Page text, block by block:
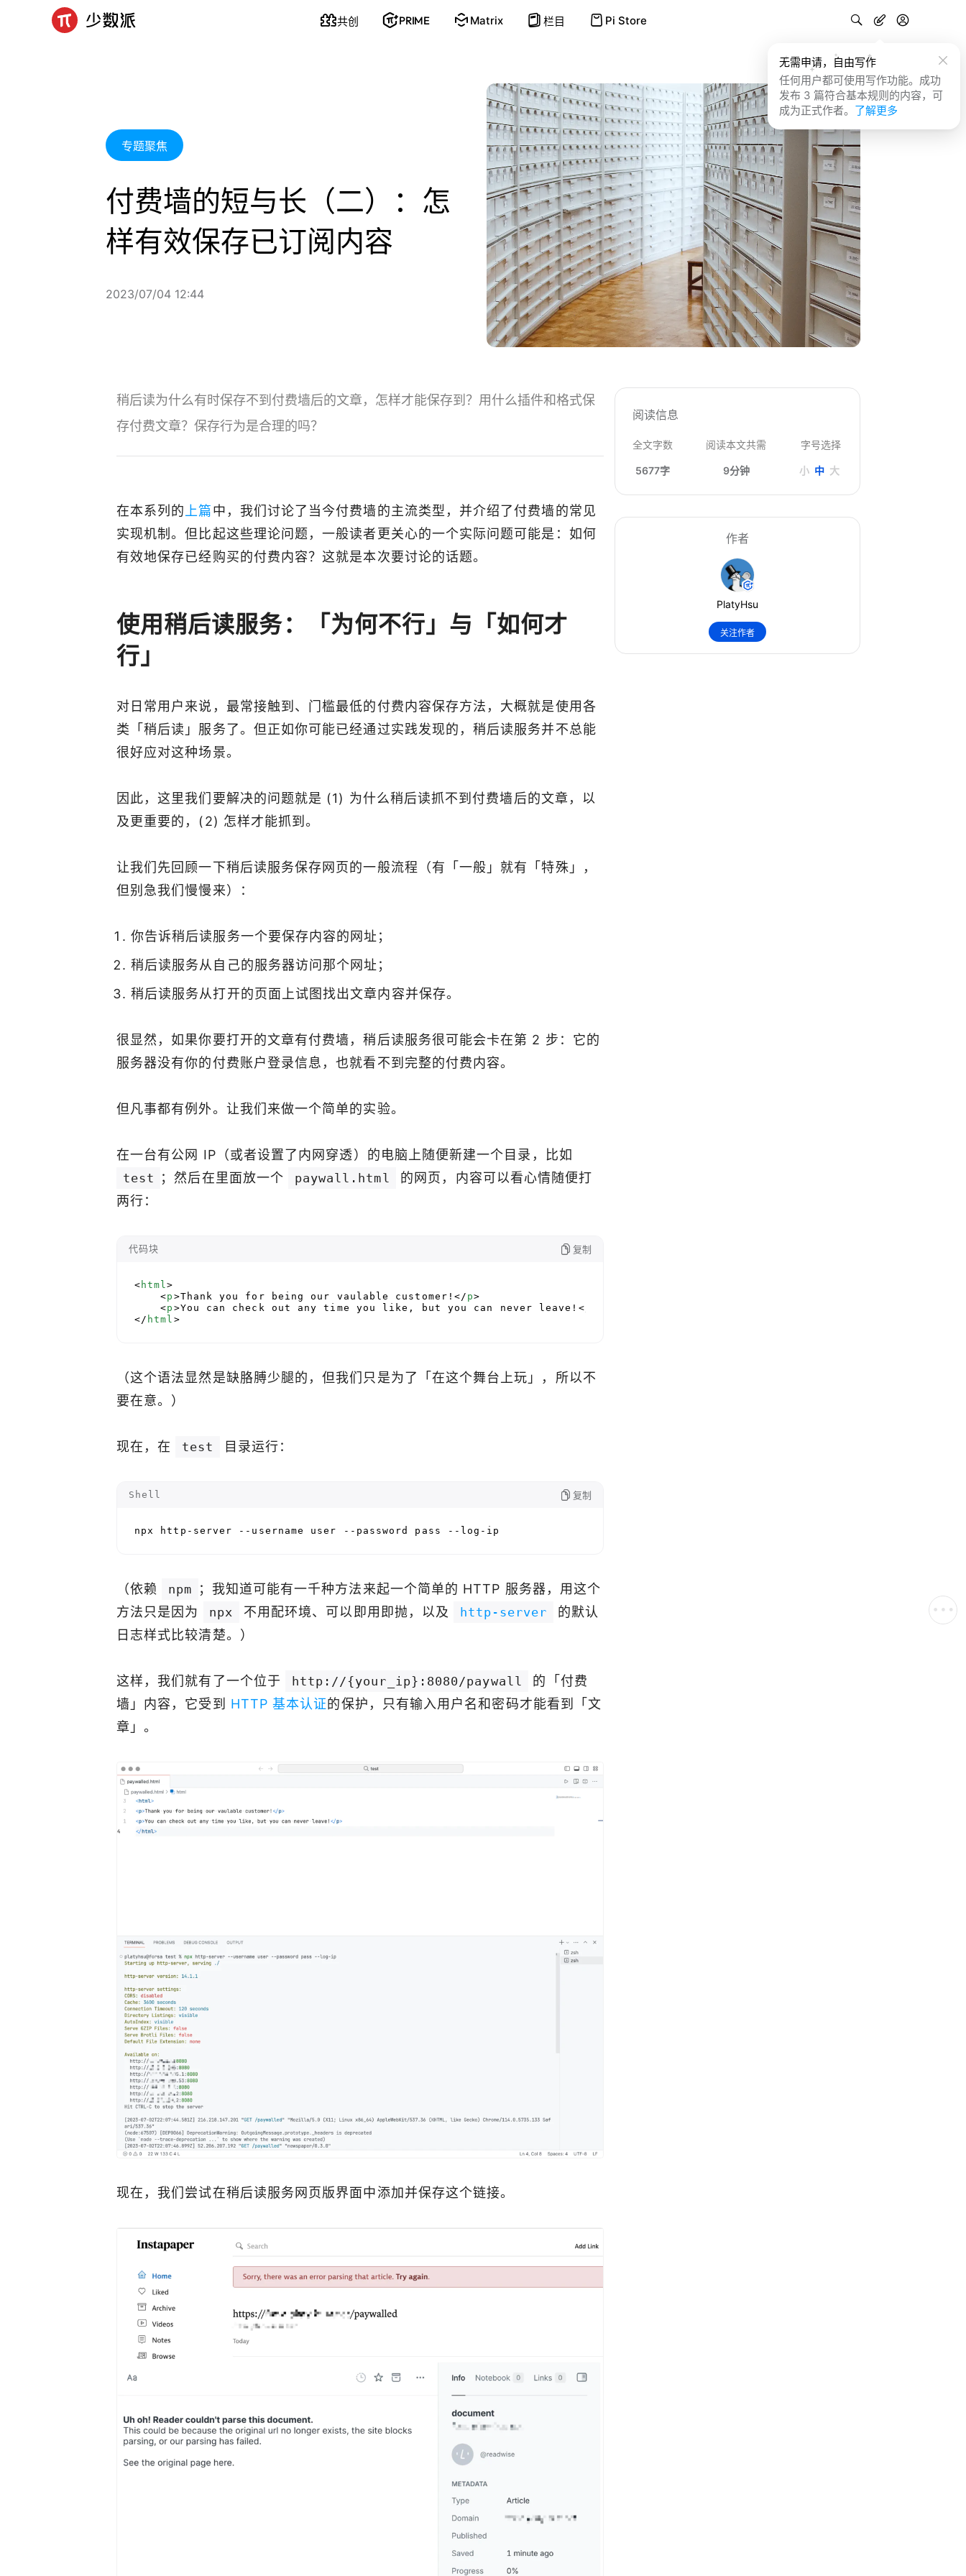
共创 PRIME Matrix 栏目 Pi Store
无需申请，自由写作
任何用户都可使用写作功能。成功
发布 3 篇符合基本规则的内容，可
成为正式作者。 了解更多
专题聚焦
付费墙的短与长（二）：怎
样有效保存已订阅内容
2023/07/04 12:44
稍后读为什么有时保存不到付费墙后的文章，怎样才能保存到？用什么插件和格式保
存付费文章？保存行为是合理的吗？
在本系列的上篇中，我们讨论了当今付费墙的主流类型，并介绍了付费墙的常见
实现机制。但比起这些理论问题，一般读者更关心的一个实际问题可能是：如何
有效地保存已经购买的付费内容？这就是本次要讨论的话题。
使用稍后读服务：「为何不行」与「如何才
行」
对日常用户来说，最常接触到、门槛最低的付费内容保存方法，大概就是使用各
类「稍后读」服务了。但正如你可能已经通过实践发现的，稍后读服务并不总能
很好应对这种场景。
因此，这里我们要解决的问题就是 (1) 为什么稍后读抓不到付费墙后的文章，以
及更重要的，(2) 怎样才能抓到。
让我们先回顾一下稍后读服务保存网页的一般流程（有「一般」就有「特殊」，
但别急我们慢慢来）：
你告诉稍后读服务一个要保存内容的网址；
稍后读服务从自己的服务器访问那个网址；
稍后读服务从打开的页面上试图找出文章内容并保存。
很显然，如果你要打开的文章有付费墙，稍后读服务很可能会卡在第 2 步：它的
服务器没有你的付费账户登录信息，也就看不到完整的付费内容。
但凡事都有例外。让我们来做一个简单的实验。
在一台有公网 IP（或者设置了内网穿透）的电脑上随便新建一个目录，比如
test ；然后在里面放一个 paywall.html
的网页，内容可以看心情随便打
两行：
代码块 复制
< html>
<p >Thank you for being our vaulable customer! </ p>
<p >You can check out any time you like, but you can never leave! </
</ html >
（这个语法显然是缺胳膊少腿的，但我们只是为了「在这个舞台上玩」，所以不
要在意。）
现在，在 test 目录运行：
Shell 复制
npx http-server --username user --password pass --log-ip
（依赖 npm
；我知道可能有一千种方法来起一个简单的 HTTP 服务器，用这个
方法只是因为
npx 不用配环境、可以即用即抛，以及 http-server
的默认
日志样式比较清楚。）
这样，我们就有了一个位于 http://{your_ip}:8080/paywall
的「付费
墙」内容，它受到 HTTP 基本认证的保护，只有输入用户名和密码才能看到「文
章」。
现在，我们尝试在稍后读服务网页版界面中添加并保存这个链接。
阅读信息
全文字数
5677字
阅读本文共需
9分钟
字号选择
小 中 大
作者
PlatyHsu
关注作者